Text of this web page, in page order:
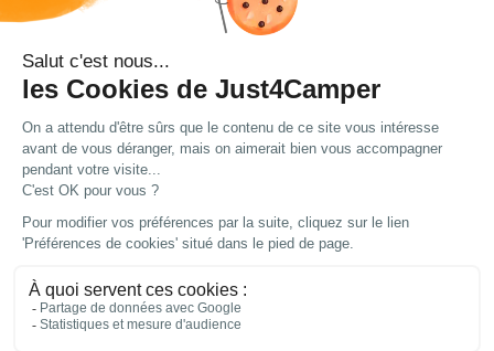
garanti 2 ans, avec une disponibilité des
pièces détachées assurée pendant 3 ans,
pour une tranquillité d’esprit sur le long
terme.
Pratique et intuitif, ce module CAM CI+
offre des fonctionnalités avancées
comme l’enregistrement sur disque dur
d’enregistrements, la mise en pause des
programmes et l’édition de listes de
favoris, vous permettant de personnaliser
votre expérience télévisuelle selon vos
besoins. Le contrôle parental et le